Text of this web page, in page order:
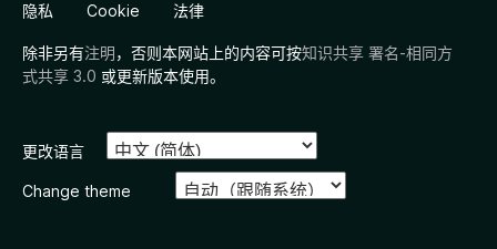
隐私 Cookie 法律
除非另有注明，否则本网站上的内容可按知识共享 署名-相同方
式共享 3.0 或更新版本使用。
更改语言
Change theme